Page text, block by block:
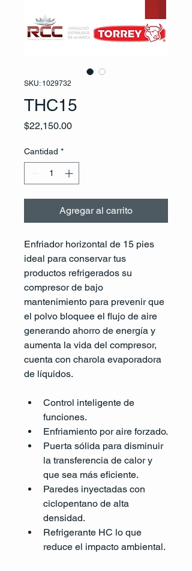
SKU: 1029732
THC15
$22,150.00Precio
Cantidad *
Agregar al carrito
Enfriador horizontal de 15 pies
ideal para conservar tus
productos refrigerados su
compresor de bajo
mantenimiento para prevenir que
el polvo bloquee el flujo de aire
generando ahorro de energía y
aumenta la vida del compresor,
cuenta con charola evaporadora
de líquidos.
Control inteligente de
funciones.
Enfriamiento por aire forzado.
Puerta sólida para disminuir
la transferencia de calor y
que sea más eficiente.
Paredes inyectadas con
ciclopentano de alta
densidad.
Refrigerante HC lo que
reduce el impacto ambiental.